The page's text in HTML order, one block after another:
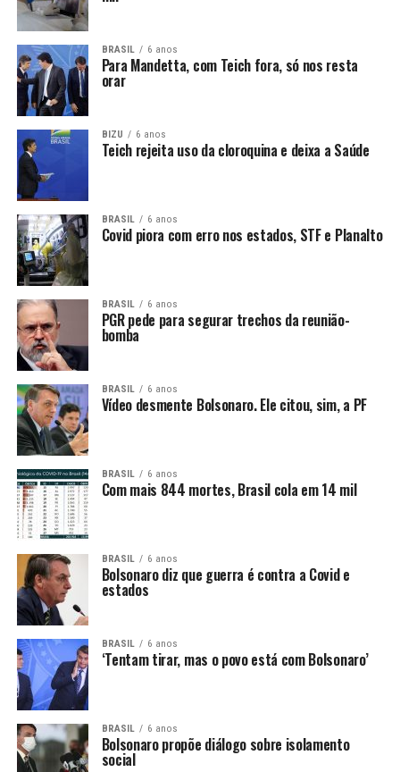
BRASIL 6 anos
Para Mandetta, com Teich fora, só nos resta
orar
BIZU 6 anos
Teich rejeita uso da cloroquina e deixa a Saúde
BRASIL 6 anos
Covid piora com erro nos estados, STF e Planalto
BRASIL 6 anos
PGR pede para segurar trechos da reunião-
bomba
BRASIL 6 anos
Vídeo desmente Bolsonaro. Ele citou, sim, a PF
BRASIL 6 anos
Com mais 844 mortes, Brasil cola em 14 mil
BRASIL 6 anos
Bolsonaro diz que guerra é contra a Covid e
estados
BRASIL 6 anos
‘Tentam tirar, mas o povo está com Bolsonaro’
BRASIL 6 anos
Bolsonaro propõe diálogo sobre isolamento
social